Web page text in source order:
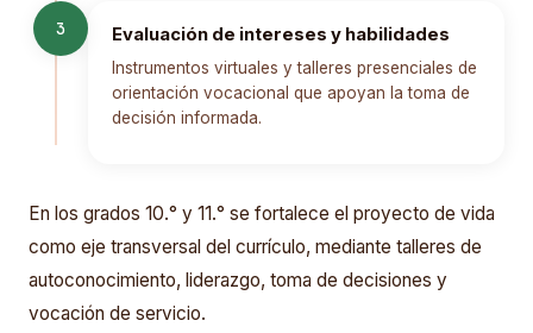
3 Evaluación de intereses y habilidades
Instrumentos virtuales y talleres presenciales de
orientación vocacional que apoyan la toma de
decisión informada.
En los grados 10.° y 11.° se fortalece el proyecto de vida
como eje transversal del currículo, mediante talleres de
autoconocimiento, liderazgo, toma de decisiones y
vocación de servicio.